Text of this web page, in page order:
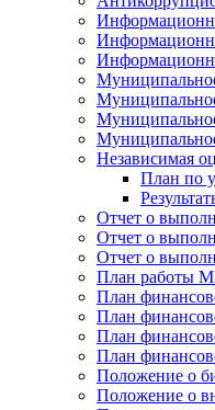
Независимая
План по
Отчет о
Отчет о
Отчет о
План работы
План
План
План
План
Положение о
Положение о